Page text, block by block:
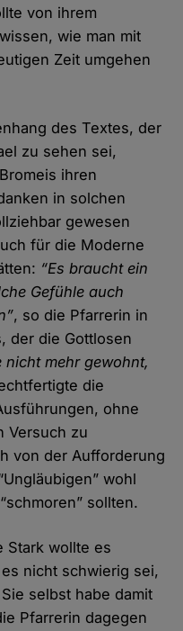
von ihrem
wie man mit
Zeit umgehen
des Textes, der
zu sehen sei,
ihren
in solchen
gewesen
für die Moderne
“Es braucht ein
Gefühle auch
, so die Pfarrerin in
der die Gottlosen
nicht mehr gewohnt,
die
ohne
Versuch zu
von der Aufforderung
wohl
sollten.
Stark wollte es
nicht schwierig sei,
selbst habe damit
Pfarrerin dagegen